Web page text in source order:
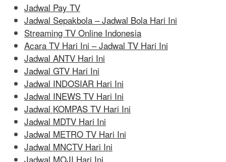
Jadwal Pay TV
Jadwal Sepakbola – Jadwal Bola Hari Ini
Streaming TV Online Indonesia
Acara TV Hari Ini – Jadwal TV Hari Ini
Jadwal ANTV Hari Ini
Jadwal GTV Hari Ini
Jadwal INDOSIAR Hari Ini
Jadwal INEWS TV Hari Ini
Jadwal KOMPAS TV Hari Ini
Jadwal MDTV Hari Ini
Jadwal METRO TV Hari Ini
Jadwal MNCTV Hari Ini
Jadwal MOJI Hari Ini